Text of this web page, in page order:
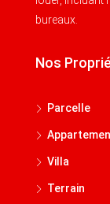
bureaux.
Nos
Parcelle
Villa
Terrain